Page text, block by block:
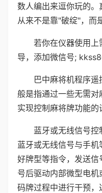
数人编出来逗你玩的
从来不是靠"破绽"，而
若你在仪器使用
导，添加微信号;
巴中麻将机程序
般是指通过一些无需
实现控制麻将牌功能的
蓝牙或无线信号
蓝牙或无线信号与手
好牌型等指令，发送
号后驱动内部微型电机
码牌过程中进行干预，